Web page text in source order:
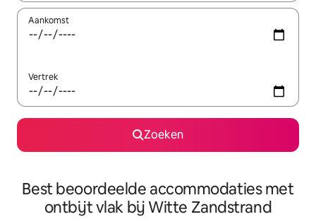
Aankomst
Vertrek
Zoeken
Best beoordeelde accommodaties met
ontbijt vlak bij Witte Zandstrand